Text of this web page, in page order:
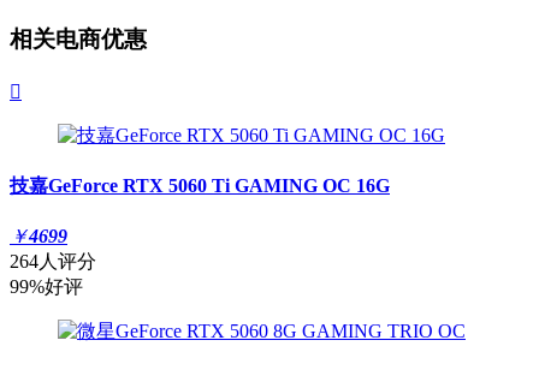
相关电商优惠

技嘉GeForce RTX 5060 Ti GAMING OC 16G
￥4699
264人评分
99%好评